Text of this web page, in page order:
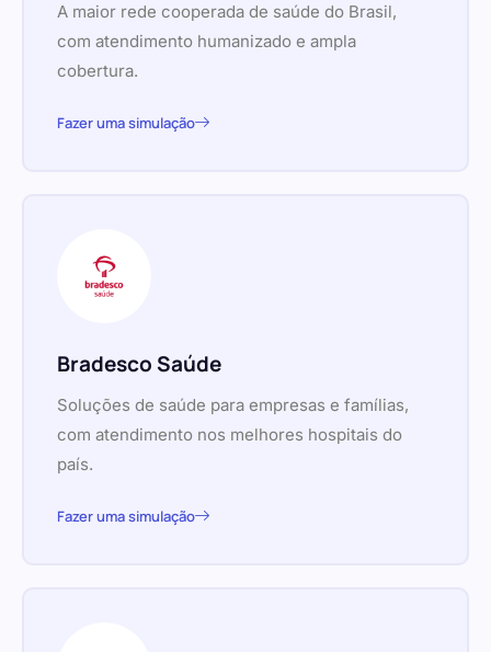
A maior rede cooperada de saúde do Brasil,
com atendimento humanizado e ampla
cobertura.
Fazer uma simulação
Bradesco Saúde
Soluções de saúde para empresas e famílias,
com atendimento nos melhores hospitais do
país.
Fazer uma simulação